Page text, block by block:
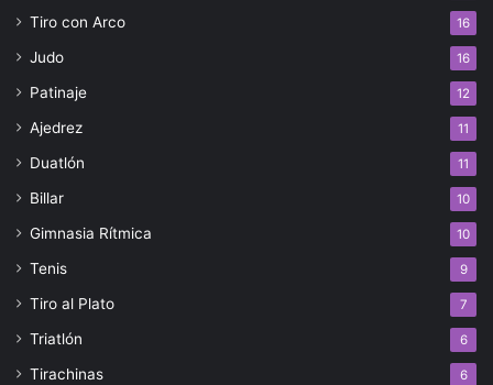
Tiro con Arco 16
Judo 16
Patinaje 12
Ajedrez 11
Duatlón 11
Billar 10
Gimnasia Rítmica 10
Tenis 9
Tiro al Plato 7
Triatlón 6
Tirachinas 6